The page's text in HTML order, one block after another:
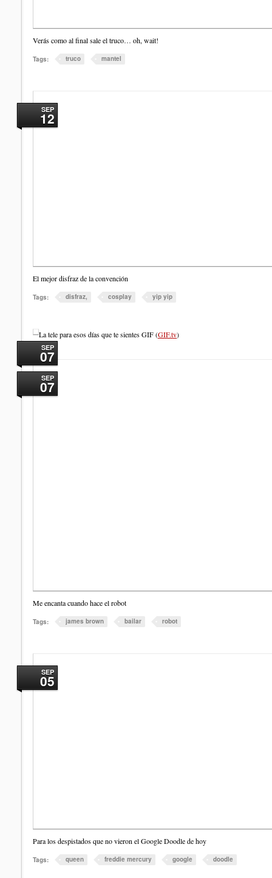
Verás como al final sale el truco… oh, wait!
Tags: truco mantel
SEP
12
El mejor disfraz de la convención
Tags: disfraz, cosplay yip yip
SEP
07
La tele para esos días que te sientes GIF (GIF.tv)
SEP
07
Me encanta cuando hace el robot
Tags: james brown bailar robot
SEP
05
Para los despistados que no vieron el Google Doodle de hoy
Tags: queen freddie mercury google doodle